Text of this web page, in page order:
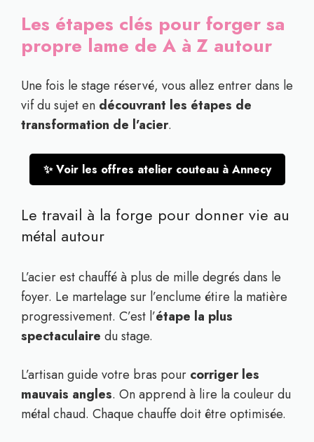
Les étapes clés pour forger sa
propre lame de A à Z autour
Une fois le stage réservé, vous allez entrer dans le
vif du sujet en découvrant les étapes de
transformation de l’acier.
✨ Voir les offres atelier couteau à Annecy
Le travail à la forge pour donner vie au
métal autour
L’acier est chauffé à plus de mille degrés dans le
foyer. Le martelage sur l’enclume étire la matière
progressivement. C’est l’étape la plus
spectaculaire du stage.
L’artisan guide votre bras pour corriger les
mauvais angles. On apprend à lire la couleur du
métal chaud. Chaque chauffe doit être optimisée.